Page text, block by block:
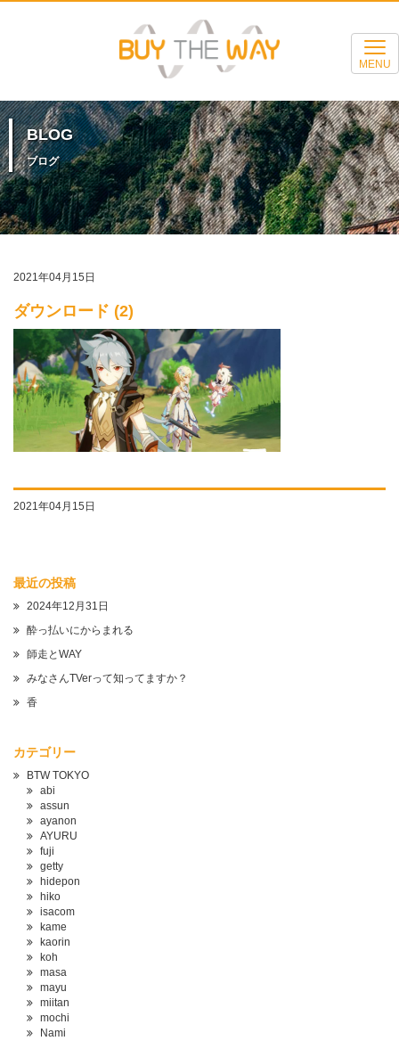
MENU
BLOG
ブログ
2021年04月15日
ダウンロード (2)
2021年04月15日
最近の投稿
2024年12月31日
酔っ払いにからまれる
師走とWAY
みなさんTVerって知ってますか？
香
カテゴリー
BTW TOKYO
abi
assun
ayanon
AYURU
fuji
getty
hidepon
hiko
isacom
kame
kaorin
koh
masa
mayu
miitan
mochi
Nami